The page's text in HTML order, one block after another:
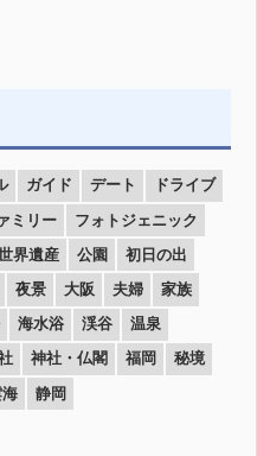
ガイド デート
ドライブ
ミリー
フォトジェニック
界遺産 公園
初日の出
夜景 大阪 夫婦
家族
海水浴 渓谷
温泉
神社・仏閣 福岡
秘境
静岡